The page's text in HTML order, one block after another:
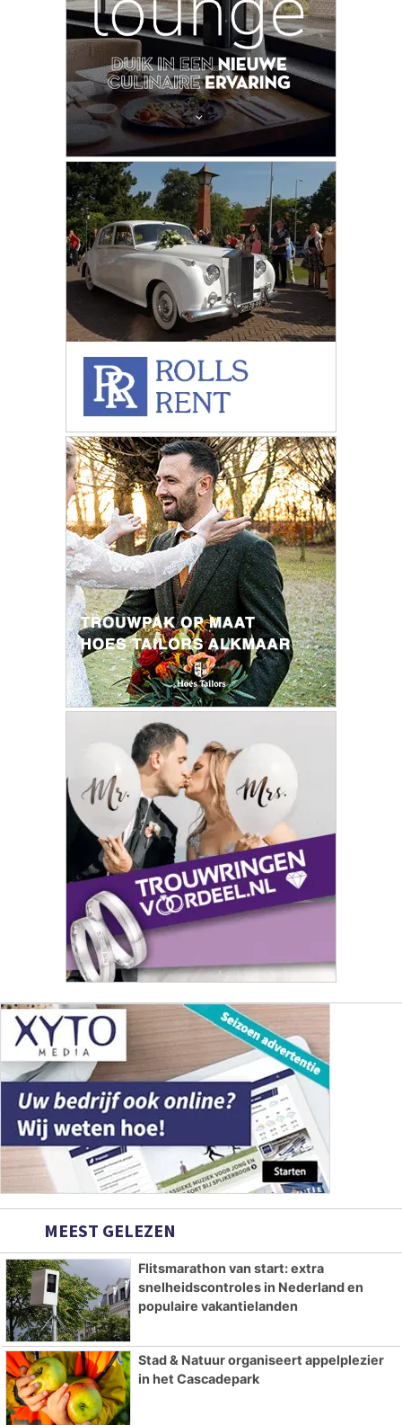
MEEST GELEZEN
Flitsmarathon van start: extra
snelheidscontroles in Nederland en
populaire vakantielanden
Stad & Natuur organiseert appelplezier
in het Cascadepark